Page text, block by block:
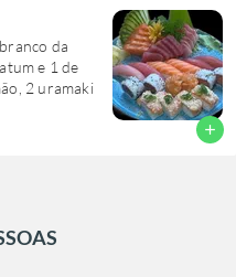
seu
de
69,00. Uma
sem
da
e 1 de
2 uramaki
add